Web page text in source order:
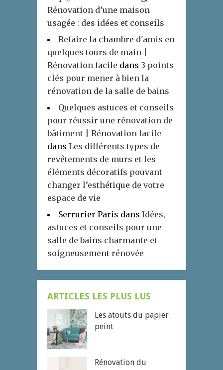
Rénovation d’une maison
usagée : des idées et conseils
Refaire la chambre d'amis en
quelques tours de main |
Rénovation facile dans 3 points
clés pour mener à bien la
rénovation de la salle de bains
Quelques astuces et conseils
pour réussir une rénovation de
bâtiment | Rénovation facile
dans Les différents types de
revêtements de murs et les
éléments décoratifs pouvant
changer l’esthétique de votre
espace de vie
Serrurier Paris dans Idées,
astuces et conseils pour une
salle de bains charmante et
soigneusement rénovée
ARTICLES LES PLUS LUS
Les atouts du papier
peint
Rénovation du